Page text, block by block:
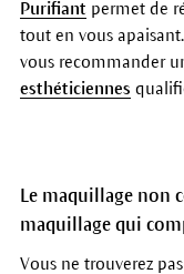
Purifiant permet de
tout en vous
vous recommander
esthéticiennes
Le maquillage non
maquillage qui
Vous ne trouverez